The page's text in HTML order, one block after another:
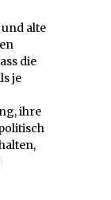
und alte
die
je
ihre